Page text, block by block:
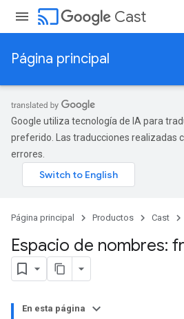
cast Cast
Página principal
Google utiliza tecnología de IA para
preferido. Las traducciones realizadas
errores.
Página principal Productos Cast
Espacio de nombres:
En esta página